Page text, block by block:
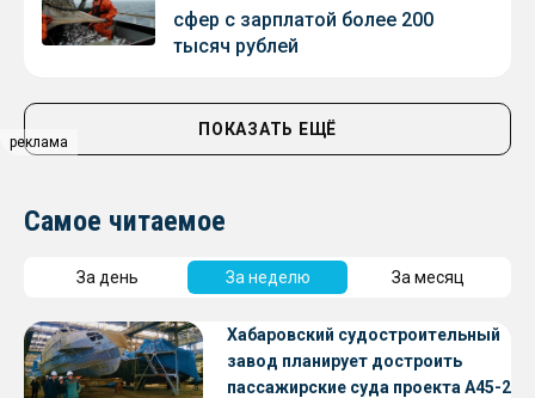
реклама
сфер с зарплатой более 200
тысяч рублей
ПОКАЗАТЬ ЕЩЁ
Самое читаемое
За день За неделю За месяц
Хабаровский судостроительный
завод планирует достроить
пассажирские суда проекта А45-2